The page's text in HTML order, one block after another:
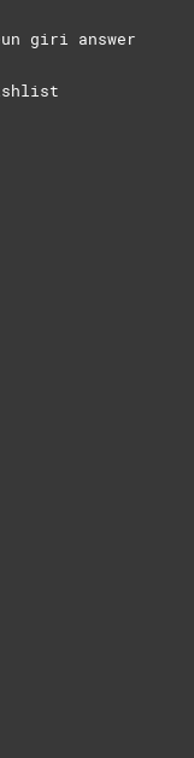
giri answer